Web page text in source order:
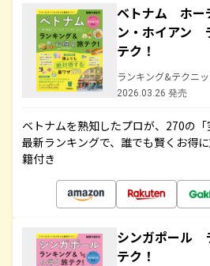
ベトナム ホー
ン・ホイアン
テク！
ランキング&テクニ
2026.03.26 発売
ベトナムを熟知したプロが、270の「
最新ランキングで、誰でも賢くお得
籍付き
シンガポール
テク！